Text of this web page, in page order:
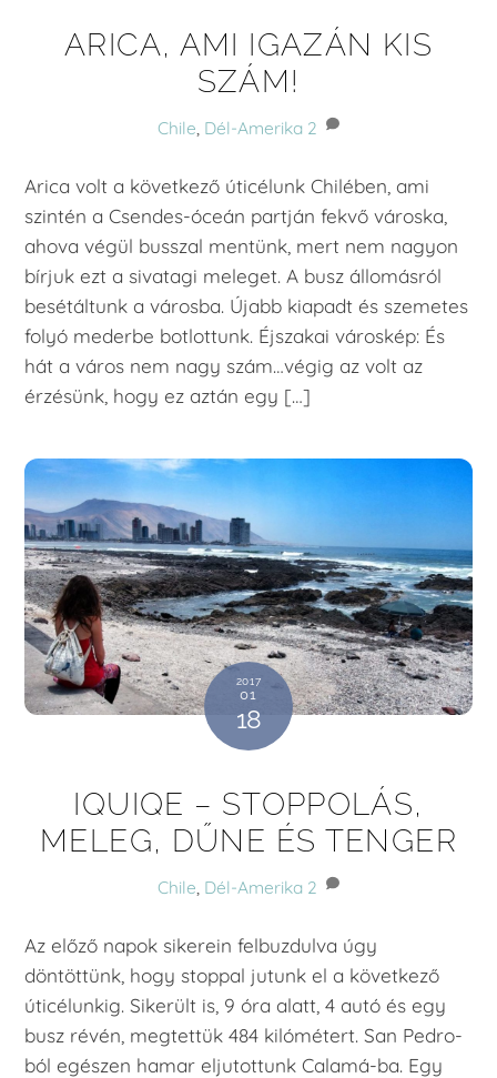
ARICA, AMI IGAZÁN KIS
SZÁM!
Chile, Dél-Amerika 2
Arica volt a következő úticélunk Chilében, ami
szintén a Csendes-óceán partján fekvő városka,
ahova végül busszal mentünk, mert nem nagyon
bírjuk ezt a sivatagi meleget. A busz állomásról
besétáltunk a városba. Újabb kiapadt és szemetes
folyó mederbe botlottunk. Éjszakai városkép: És
hát a város nem nagy szám…végig az volt az
érzésünk, hogy ez aztán egy […]
2017
01
18
IQUIQE – STOPPOLÁS,
MELEG, DŰNE ÉS TENGER
Chile, Dél-Amerika 2
Az előző napok sikerein felbuzdulva úgy
döntöttünk, hogy stoppal jutunk el a következő
úticélunkig. Sikerült is, 9 óra alatt, 4 autó és egy
busz révén, megtettük 484 kilómétert. San Pedro-
ból egészen hamar eljutottunk Calamá-ba. Egy